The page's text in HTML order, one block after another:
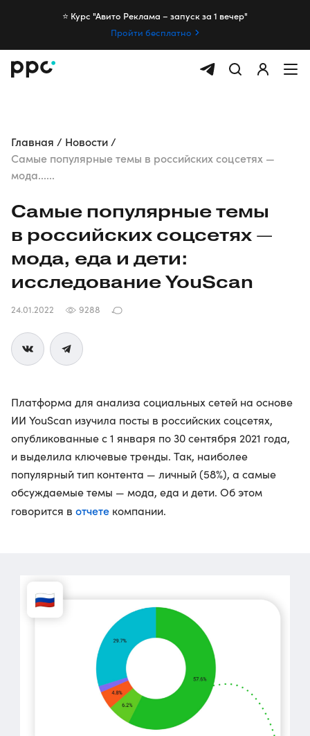
⭐️ Курс "Авито Реклама – запуск за 1 вечер"
Пройти бесплатно
Главная
Новости
Самые популярные темы в российских соцсетях —
мода......
Самые популярные темы
в российских соцсетях —
мода, еда и дети:
исследование YouScan
24.01.2022 9288
Платформа для анализа социальных сетей на основе
ИИ YouScan изучила посты в российских соцсетях,
опубликованные с 1 января по 30 сентября 2021 года,
и выделила ключевые тренды. Так, наиболее
популярный тип контента — личный (58%), а самые
обсуждаемые темы — мода, еда и дети. Об этом
говорится в отчете компании.